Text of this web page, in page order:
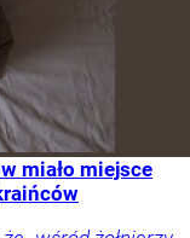
miało miejsce